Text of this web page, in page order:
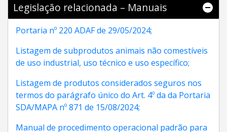
Legislação relacionada – Manuais
Portaria nº 220 ADAF de 29/05/2024;
Listagem de subprodutos animais não comestíveis
de uso industrial, uso técnico e uso específico;
Listagem de produtos considerados seguros nos
termos do parágrafo único do Art. 4º da da Portaria
SDA/MAPA nº 871 de 15/08/2024;
Manual de procedimento operacional padrão para